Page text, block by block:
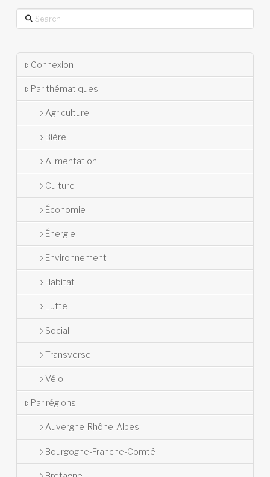
Search
Connexion
Par thématiques
Agriculture
Bière
Alimentation
Culture
Économie
Énergie
Environnement
Habitat
Lutte
Social
Transverse
Vélo
Par régions
Auvergne-Rhône-Alpes
Bourgogne-Franche-Comté